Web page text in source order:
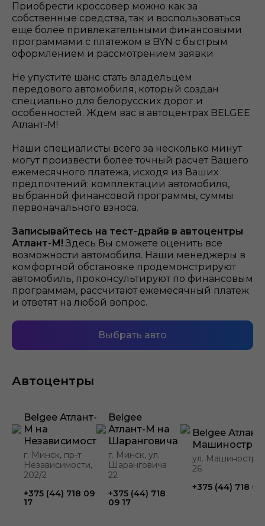
Приобрести кроссовер можно как за
собственные средства, так и воспользоваться
еще более привлекательными финансовыми
программами с платежом в BYN с быстрым
оформлением и рассмотрением заявки
Не упустите шанс стать владельцем
передового автомобиля, который создан
специально для белорусских дорог и
особенностей. Ждем вас в автоцентрах BELGEE
Атлант-М!
Наши специалисты всего за несколько минут
могут произвести более точный расчет Вашего
ежемесячного платежа, исходя из Ваших
предпочтений: комплектации автомобиля,
выбранной финансовой программы, суммы
первоначального взноса.
Записывайтесь на тест-драйв в автоцентры
Атлант-М! Здесь Вы сможете оценить все
возможности автомобиля. Наши менеджеры в
комфортной обстановке продемонстрируют
автомобиль, проконсультируют по финансовым
программам, рассчитают ежемесячный платеж
и ответят на любой вопрос.
Выбрать авто
Автоцентры
Belgee Атлант-
М на
Независимости
г. Минск, пр-т
Независимости,
202/2
+375 (44) 718 09
17
Belgee
Атлант-М на
Шаранговича
г. Минск, ул.
Шаранговича
22
+375 (44) 718
09 17
Belgee
ул.
26
+375 (44) 718 09